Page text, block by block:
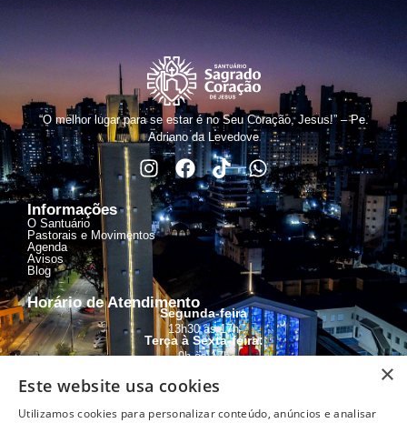
“O melhor lugar para se estar é no Seu Coração, Jesus!” – Pe.
Adriano da Levedove
Informações
O Santuário
Pastorais e Movimentos
Agenda
Avisos
Blog
Horário de Atendimento
Segunda-feira
13h30 às 17h
Terça à Sexta-feira:
9h às 17h
9h às 12h
Secretaria Paroquial
×
Este website usa cookies
Utilizamos cookies para personalizar conteúdo, anúncios e analisar